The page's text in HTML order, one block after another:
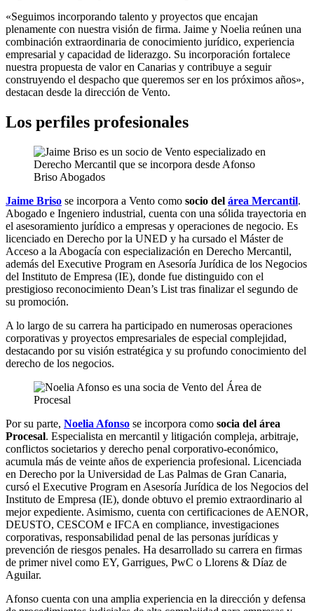
«Seguimos incorporando talento y proyectos que encajan
plenamente con nuestra visión de firma. Jaime y Noelia reúnen una
combinación extraordinaria de conocimiento jurídico, experiencia
empresarial y capacidad de liderazgo. Su incorporación fortalece
nuestra propuesta de valor en Canarias y contribuye a seguir
construyendo el despacho que queremos ser en los próximos años»,
destacan desde la dirección de Vento.
Los perfiles profesionales
Jaime Briso se incorpora a Vento como socio del área Mercantil.
Abogado e Ingeniero industrial, cuenta con una sólida trayectoria en
el asesoramiento jurídico a empresas y operaciones de negocio. Es
licenciado en Derecho por la UNED y ha cursado el Máster de
Acceso a la Abogacía con especialización en Derecho Mercantil,
además del Executive Program en Asesoría Jurídica de los Negocios
del Instituto de Empresa (IE), donde fue distinguido con el
prestigioso reconocimiento Dean’s List tras finalizar el segundo de
su promoción.
A lo largo de su carrera ha participado en numerosas operaciones
corporativas y proyectos empresariales de especial complejidad,
destacando por su visión estratégica y su profundo conocimiento del
derecho de los negocios.
Por su parte, Noelia Afonso se incorpora como socia del área
Procesal. Especialista en mercantil y litigación compleja, arbitraje,
conflictos societarios y derecho penal corporativo-económico,
acumula más de veinte años de experiencia profesional. Licenciada
en Derecho por la Universidad de Las Palmas de Gran Canaria,
cursó el Executive Program en Asesoría Jurídica de los Negocios del
Instituto de Empresa (IE), donde obtuvo el premio extraordinario al
mejor expediente. Asimismo, cuenta con certificaciones de AENOR,
DEUSTO, CESCOM e IFCA en compliance, investigaciones
corporativas, responsabilidad penal de las personas jurídicas y
prevención de riesgos penales. Ha desarrollado su carrera en firmas
de primer nivel como EY, Garrigues, PwC o Llorens & Díaz de
Aguilar.
Afonso cuenta con una amplia experiencia en la dirección y defensa